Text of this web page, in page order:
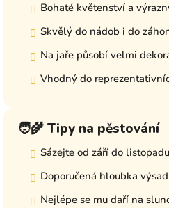
Bohaté květenství a
Skvělý do nádob i do
Na jaře působí velmi
Vhodný do
🧑‍🌾 Tipy na pěstování
Sázejte od září do listopadu
Doporučená hloubka
Nejlépe se mu daří na